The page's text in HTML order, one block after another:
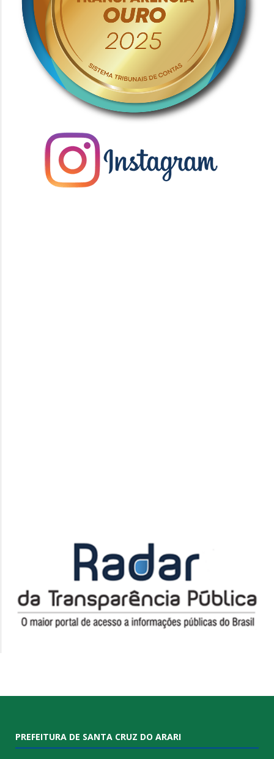
PREFEITURA DE SANTA CRUZ DO ARARI